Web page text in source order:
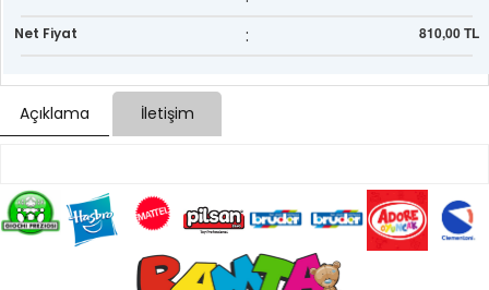
Net Fiyat : 810,00 TL
Açıklama İletişim